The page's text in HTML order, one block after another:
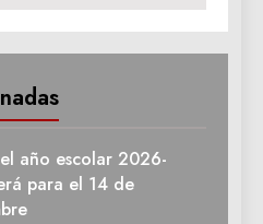
año escolar 2026-
para el 14 de